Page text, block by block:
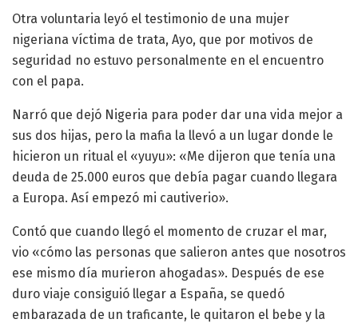
Otra voluntaria leyó el testimonio de una mujer
nigeriana víctima de trata, Ayo, que por motivos de
seguridad no estuvo personalmente en el encuentro
con el papa.
Narró que dejó Nigeria para poder dar una vida mejor a
sus dos hijas, pero la mafia la llevó a un lugar donde le
hicieron un ritual el «yuyu»: «Me dijeron que tenía una
deuda de 25.000 euros que debía pagar cuando llegara
a Europa. Así empezó mi cautiverio».
Contó que cuando llegó el momento de cruzar el mar,
vio «cómo las personas que salieron antes que nosotros
ese mismo día murieron ahogadas». Después de ese
duro viaje consiguió llegar a España, se quedó
embarazada de un traficante, le quitaron el bebe y la